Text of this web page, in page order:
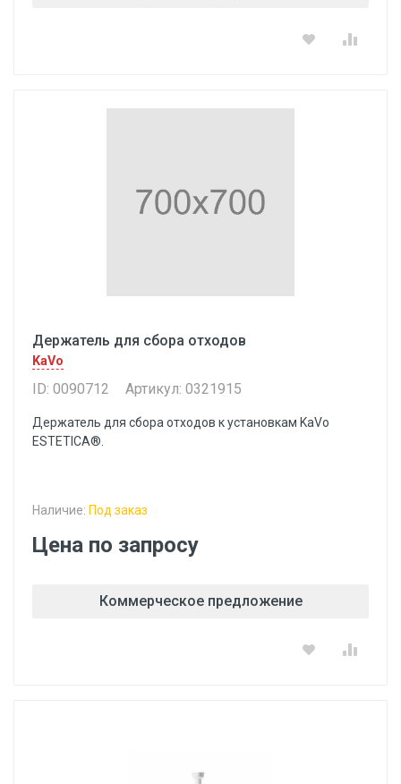
Держатель для сбора отходов
KaVo
ID: 0090712 Артикул: 0321915
Держатель для сбора отходов к установкам KaVo
ESTETICA®.
Наличие: Под заказ
Цена по запросу
Коммерческое предложение